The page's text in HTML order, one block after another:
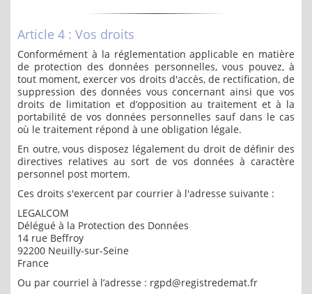
Article 4 : Vos droits
Conformément à la réglementation applicable en matière
de protection des données personnelles, vous pouvez, à
tout moment, exercer vos droits d'accès, de rectification, de
suppression des données vous concernant ainsi que vos
droits de limitation et d’opposition au traitement et à la
portabilité de vos données personnelles sauf dans le cas
où le traitement répond à une obligation légale.
En outre, vous disposez légalement du droit de définir des
directives relatives au sort de vos données à caractère
personnel post mortem.
Ces droits s'exercent par courrier à l'adresse suivante :
LEGALCOM
Délégué à la Protection des Données
14 rue Beffroy
92200 Neuilly-sur-Seine
France
Ou par courriel à l’adresse : rgpd@registredemat.fr